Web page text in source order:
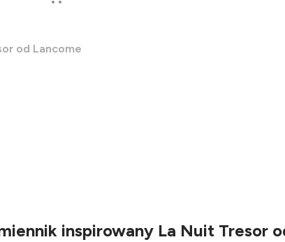
od Lancome
inspirowany La Nuit Tresor